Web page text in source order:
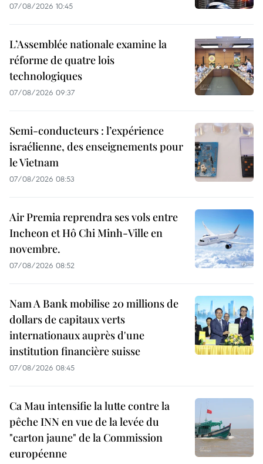
07/08/2026 10:45
L’Assemblée nationale examine la
réforme de quatre lois
technologiques
07/08/2026 09:37
Semi-conducteurs : l’expérience
israélienne, des enseignements pour
le Vietnam
07/08/2026 08:53
Air Premia reprendra ses vols entre
Incheon et Hô Chi Minh-Ville en
novembre.
07/08/2026 08:52
Nam A Bank mobilise 20 millions de
dollars de capitaux verts
internationaux auprès d'une
institution financière suisse
07/08/2026 08:45
Ca Mau intensifie la lutte contre la
pêche INN en vue de la levée du
"carton jaune" de la Commission
européenne